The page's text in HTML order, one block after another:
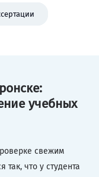
учебных
свежим
так, что у студента